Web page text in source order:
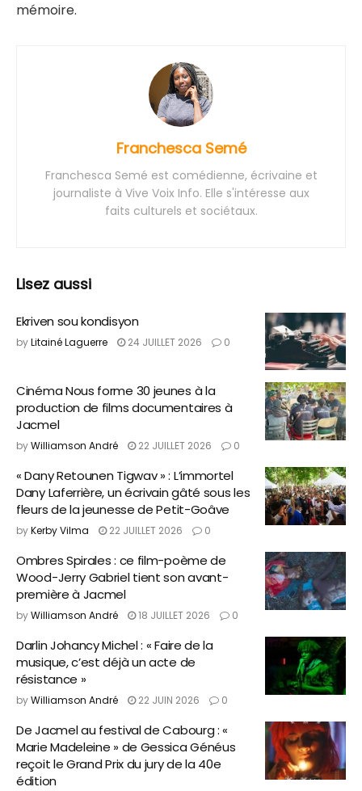
mémoire.
Franchesca Semé
Franchesca Semé est comédienne, écrivaine et
journaliste à Vive Voix Info. Elle s'intéresse aux
faits culturels et sociétaux.
Lisez aussi
Ekriven sou kondisyon
byLitainé Laguerre 24 JUILLET 2026 0
Cinéma Nous forme 30 jeunes à la
production de films documentaires à
Jacmel
byWilliamson André 22 JUILLET 2026 0
« Dany Retounen Tigwav » : L’immortel
Dany Laferrière, un écrivain gâté sous les
fleurs de la jeunesse de Petit-Goâve
byKerby Vilma 22 JUILLET 2026 0
Ombres Spirales : ce film-poème de
Wood-Jerry Gabriel tient son avant-
première à Jacmel
byWilliamson André 18 JUILLET 2026 0
Darlin Johancy Michel : « Faire de la
musique, c’est déjà un acte de
résistance »
byWilliamson André 22 JUIN 2026 0
De Jacmel au festival de Cabourg : «
Marie Madeleine » de Gessica Généus
reçoit le Grand Prix du jury de la 40e
édition